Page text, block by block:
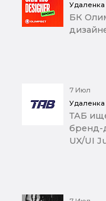
БК
7 Июл
Удаленка
ТАБ
бренд-
UX/UI